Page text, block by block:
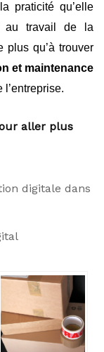
praticité qu’elle
au travail de la
plus qu’à trouver
et maintenance
aller plus
digitale dans